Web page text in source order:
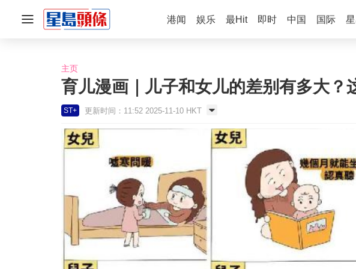
港闻 娱乐 最Hit 即时 中国 国际
主页
育儿漫画｜儿子和女儿的差别有多大？
ST+ 更新时间：11:52 2025-11-10 HKT